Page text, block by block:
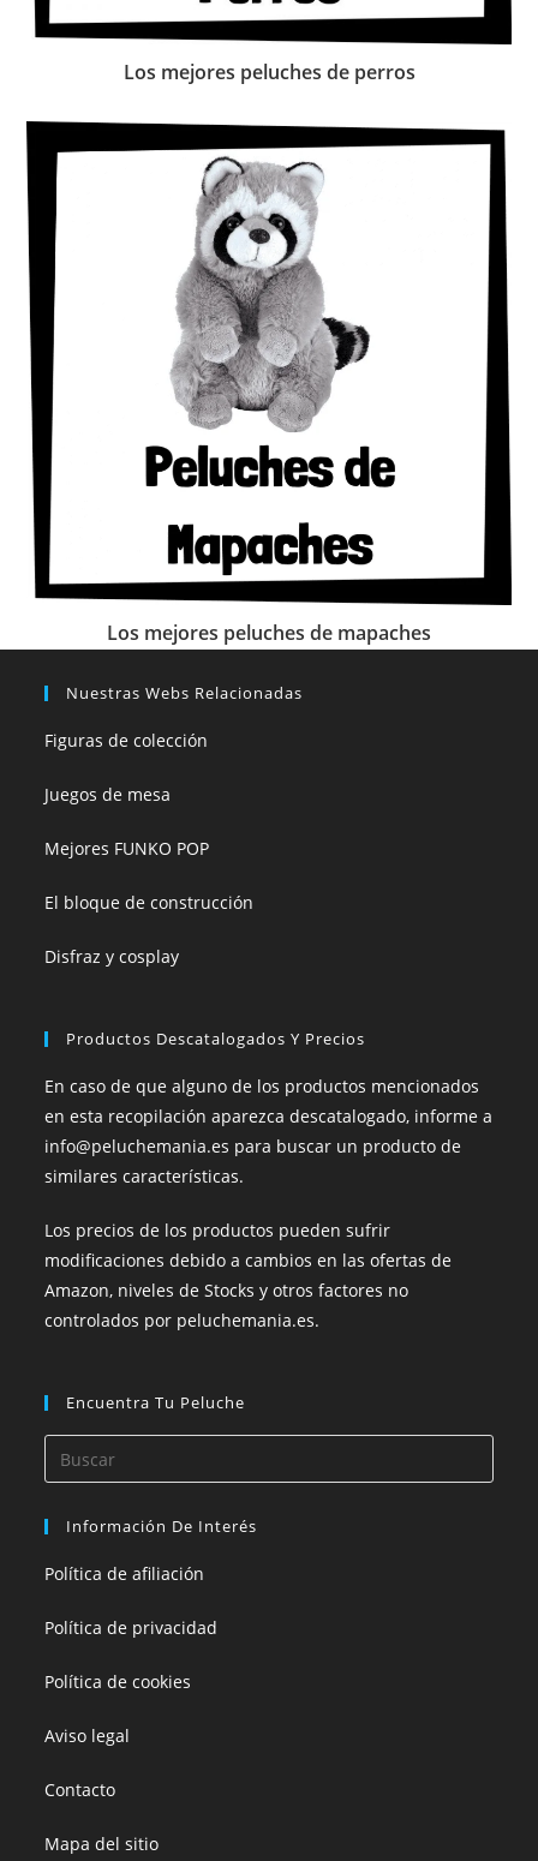
Los mejores peluches de perros
Los mejores peluches de mapaches
Nuestras Webs Relacionadas
Figuras de colección
Juegos de mesa
Mejores FUNKO POP
El bloque de construcción
Disfraz y cosplay
Productos Descatalogados Y Precios
En caso de que alguno de los productos mencionados
en esta recopilación aparezca descatalogado, informe a
info@peluchemania.es para buscar un producto de
similares características.
Los precios de los productos pueden sufrir
modificaciones debido a cambios en las ofertas de
Amazon, niveles de Stocks y otros factores no
controlados por peluchemania.es.
Encuentra Tu Peluche
Información De Interés
Política de afiliación
Política de privacidad
Política de cookies
Aviso legal
Contacto
Mapa del sitio